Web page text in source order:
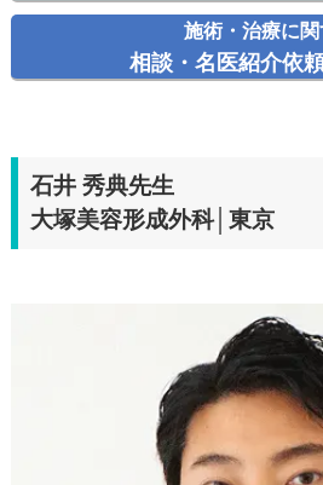
施術・治療に
相談・名医紹介依
石井 秀典先生
大塚美容形成外科│東京